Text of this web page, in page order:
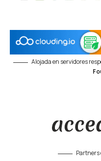
Alojada en servidores
Partners